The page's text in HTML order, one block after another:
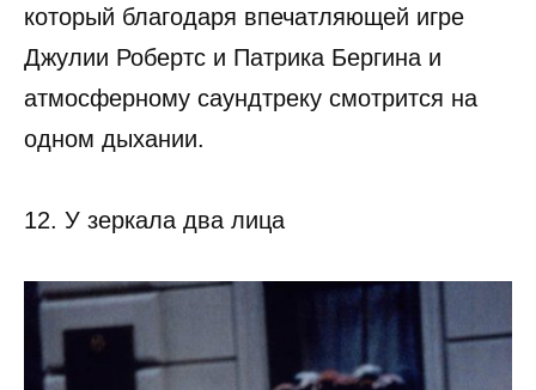
который благодаря впечатляющей игре
Джулии Робертс и Патрика Бергина и
атмосферному саундтреку смотрится на
одном дыхании.
12. У зеркала два лица